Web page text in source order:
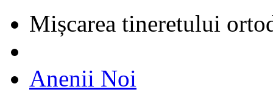
Mișcarea tineretului
Anenii Noi